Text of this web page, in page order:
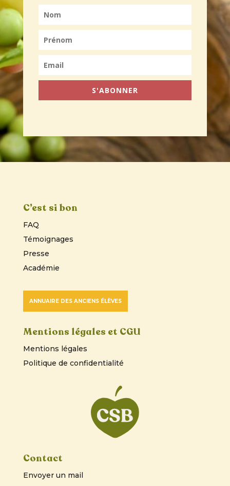
S'ABONNER
C’est si bon
FAQ
Témoignages
Presse
Académie
ANNUAIRE DES ANCIENS ÉLÈVES
Mentions légales et CGU
Mentions légales
Politique de confidentialité
Contact
Envoyer un mail